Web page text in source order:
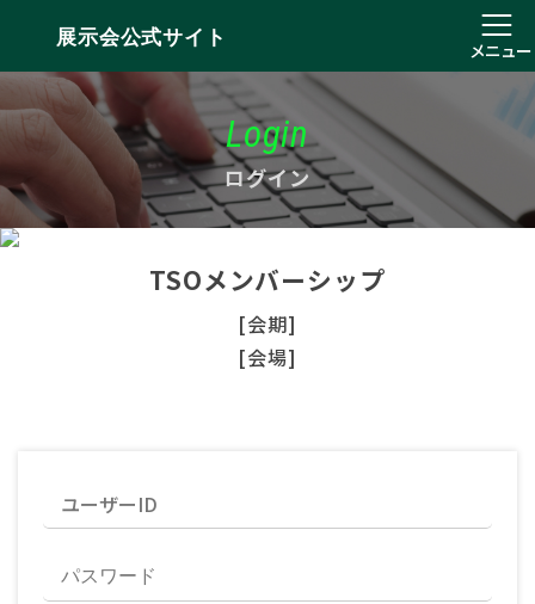
展示会公式サイト
メニュー
Login
ログイン
TSOメンバーシップ
[会期]
[会場]